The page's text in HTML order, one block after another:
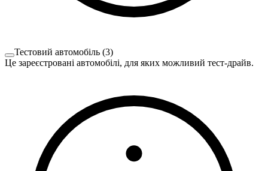
Тестовий автомобіль (3)
Це зареєстровані автомобілі, для яких можливий тест-драйв.